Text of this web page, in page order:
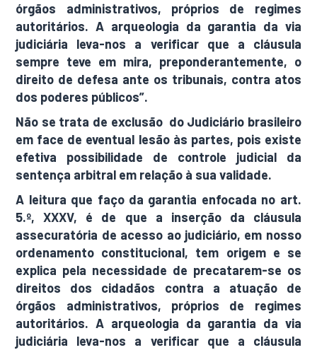
órgãos administrativos, próprios de regimes
autoritários. A arqueologia da garantia da via
judiciária leva-nos a verificar que a cláusula
sempre teve em mira, preponderantemente, o
direito de defesa ante os tribunais, contra atos
dos poderes públicos”.
Não se trata de exclusão do Judiciário brasileiro
em face de eventual lesão às partes, pois existe
efetiva possibilidade de controle judicial da
sentença arbitral em relação à sua validade.
A leitura que faço da garantia enfocada no art.
5.º, XXXV, é de que a inserção da cláusula
assecuratória de acesso ao judiciário, em nosso
ordenamento constitucional, tem origem e se
explica pela necessidade de precatarem-se os
direitos dos cidadãos contra a atuação de
órgãos administrativos, próprios de regimes
autoritários. A arqueologia da garantia da via
judiciária leva-nos a verificar que a cláusula